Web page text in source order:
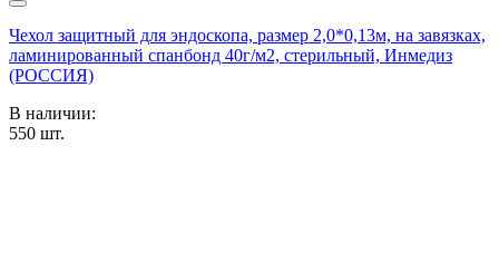
Чехол защитный для эндоскопа, размер 2,0*0,13м, на завязках,
ламинированный спанбонд 40г/м2, стерильный, Инмедиз
(РОССИЯ)
В наличии:
550 шт.